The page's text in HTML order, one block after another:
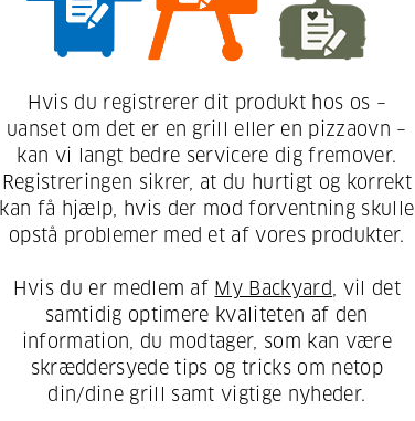
Hvis du registrerer dit produkt hos os –
uanset om det er en grill eller en pizzaovn –
kan vi langt bedre servicere dig fremover.
Registreringen sikrer, at du hurtigt og korrekt
kan få hjælp, hvis der mod forventning skulle
opstå problemer med et af vores produkter.
Hvis du er medlem af My Backyard, vil det
samtidig optimere kvaliteten af den
information, du modtager, som kan være
skræddersyede tips og tricks om netop
din/dine grill samt vigtige nyheder.